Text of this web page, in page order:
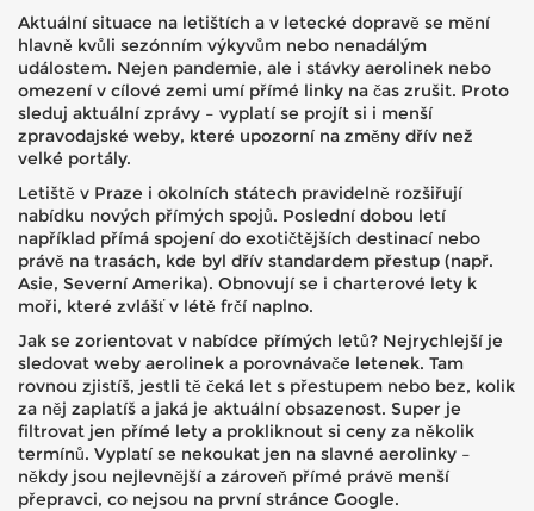
Aktuální situace na letištích a v letecké dopravě se mění
hlavně kvůli sezónním výkyvům nebo nenadálým
událostem. Nejen pandemie, ale i stávky aerolinek nebo
omezení v cílové zemi umí přímé linky na čas zrušit. Proto
sleduj aktuální zprávy – vyplatí se projít si i menší
zpravodajské weby, které upozorní na změny dřív než
velké portály.
Letiště v Praze i okolních státech pravidelně rozšiřují
nabídku nových přímých spojů. Poslední dobou letí
například přímá spojení do exotičtějších destinací nebo
právě na trasách, kde byl dřív standardem přestup (např.
Asie, Severní Amerika). Obnovují se i charterové lety k
moři, které zvlášť v létě frčí naplno.
Jak se zorientovat v nabídce přímých letů? Nejrychlejší je
sledovat weby aerolinek a porovnávače letenek. Tam
rovnou zjistíš, jestli tě čeká let s přestupem nebo bez, kolik
za něj zaplatíš a jaká je aktuální obsazenost. Super je
filtrovat jen přímé lety a prokliknout si ceny za několik
termínů. Vyplatí se nekoukat jen na slavné aerolinky –
někdy jsou nejlevnější a zároveň přímé právě menší
přepravci, co nejsou na první stránce Google.